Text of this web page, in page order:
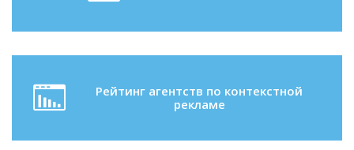
Рейтинг агентств по контекстной
рекламе